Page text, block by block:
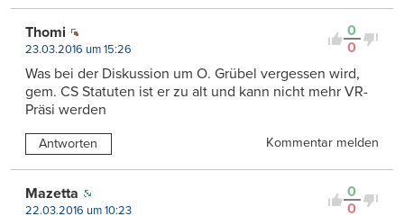
0
0
Thomi
23.03.2016 um 15:26
Was bei der Diskussion um O. Grübel vergessen wird,
gem. CS Statuten ist er zu alt und kann nicht mehr VR-
Präsi werden
Antworten Kommentar melden
0
0
Mazetta
22.03.2016 um 10:23